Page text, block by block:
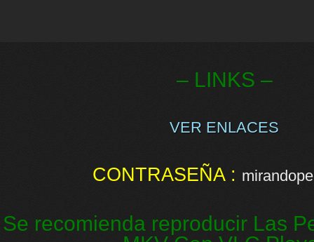
– LINKS –
VER ENLACES
CONTRASEÑA :
Se recomienda reproducir Las